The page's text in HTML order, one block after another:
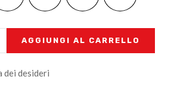
AGGIUNGI AL CARRELLO
dei desideri